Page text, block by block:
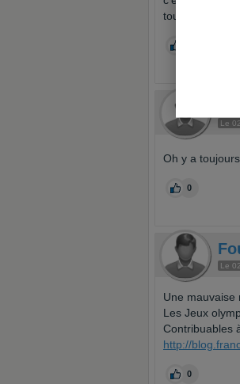
tout à fait.
Le
Oh y a
0
Le
Une mauvaise
Les Jeux
Contribuables
http://
0